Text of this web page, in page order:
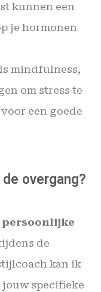
kunnen een
je hormonen
mindfulness,
om stress te
een goede
overgang?
persoonlijke
de
kan ik
specifieke